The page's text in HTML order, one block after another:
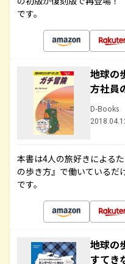
です。
地球の
方社員
D-Books
本書は4人の旅好きによる
の歩き方』で働いているだ
です。
地球の
すてき